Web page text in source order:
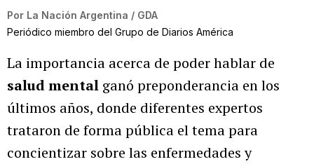
Por La Nación Argentina / GDA
Periódico miembro del Grupo de Diarios América
La importancia acerca de poder hablar de
salud mental ganó preponderancia en los
últimos años, donde diferentes expertos
trataron de forma pública el tema para
concientizar sobre las enfermedades y